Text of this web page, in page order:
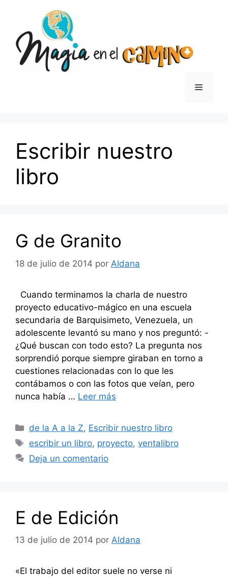
contenido
Menú
Escribir nuestro
libro
G de Granito
18 de julio de 2014 por Aldana
Cuando terminamos la charla de nuestro
proyecto educativo-mágico en una escuela
secundaria de Barquisimeto, Venezuela, un
adolescente levantó su mano y nos preguntó: -
¿Qué buscan con todo esto? La pregunta nos
sorprendió porque siempre giraban en torno a
cuestiones relacionadas con lo que les
contábamos o con las fotos que veían, pero
nunca había … Leer más
Categorías
de la A a la Z, Escribir nuestro libro
Etiquetas
escribir un libro, proyecto,ventalibro
Deja un comentario
E de Edición
13 de julio de 2014 por Aldana
«El trabajo del editor suele no verse ni